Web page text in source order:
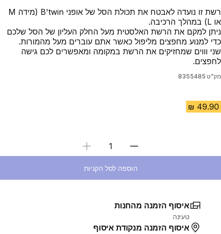
רשת זו נועדה לאבטח את תכולת הסל של אופני B'twin (מידה M
או L) במהלך הרכיבה.
ניתן למקם את הרשת האלסטית מעל החלק העליון של הסל שלכם
כדי למנוע מחפצים מליפול כאשר אתם עוברים מעל מהמורות.
שני וווים שמחזיקים את הרשת במקומה ומאפשרים לכם גישה
לחפצים.
מק"ט 8355485
בחירת כמות
הוספה לסל הקניות
איסוף הזמנה מהחנות
טעינה
איסוף הזמנה מנקודת איסוף